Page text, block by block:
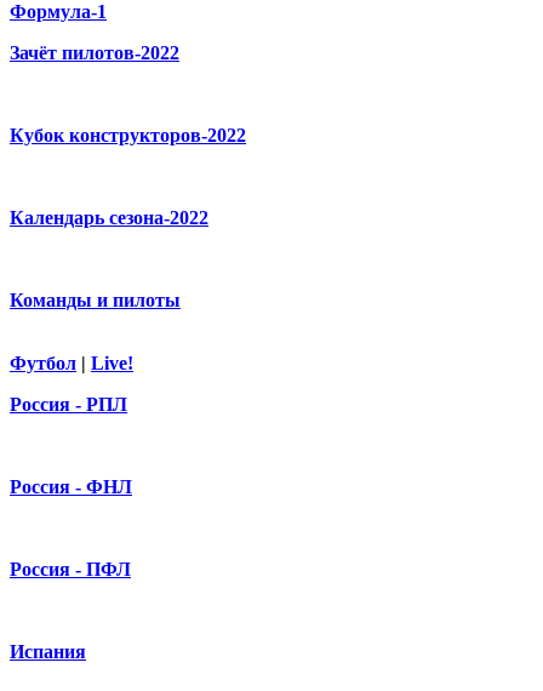
Формула-1
Зачёт пилотов-2022
Кубок конструкторов-2022
Календарь сезона-2022
Команды и пилоты
Футбол | Live!
Россия - РПЛ
Россия - ФНЛ
Россия - ПФЛ
Испания